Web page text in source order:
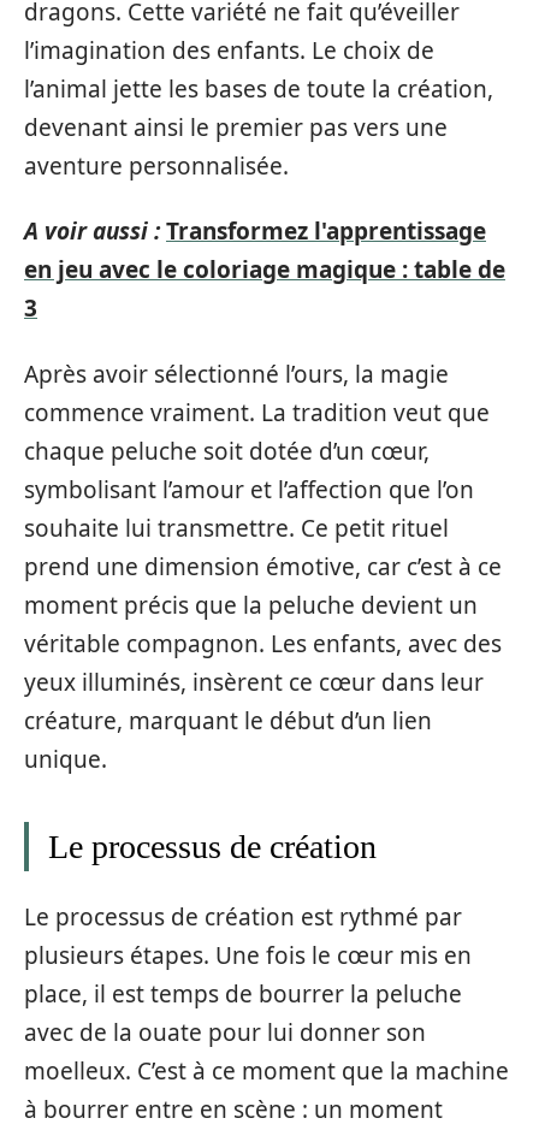
dragons. Cette variété ne fait qu’éveiller
l’imagination des enfants. Le choix de
l’animal jette les bases de toute la création,
devenant ainsi le premier pas vers une
aventure personnalisée.
A voir aussi :Transformez l'apprentissage
en jeu avec le coloriage magique : table de
3
Après avoir sélectionné l’ours, la magie
commence vraiment. La tradition veut que
chaque peluche soit dotée d’un cœur,
symbolisant l’amour et l’affection que l’on
souhaite lui transmettre. Ce petit rituel
prend une dimension émotive, car c’est à ce
moment précis que la peluche devient un
véritable compagnon. Les enfants, avec des
yeux illuminés, insèrent ce cœur dans leur
créature, marquant le début d’un lien
unique.
Le processus de création
Le processus de création est rythmé par
plusieurs étapes. Une fois le cœur mis en
place, il est temps de bourrer la peluche
avec de la ouate pour lui donner son
moelleux. C’est à ce moment que la machine
à bourrer entre en scène : un moment